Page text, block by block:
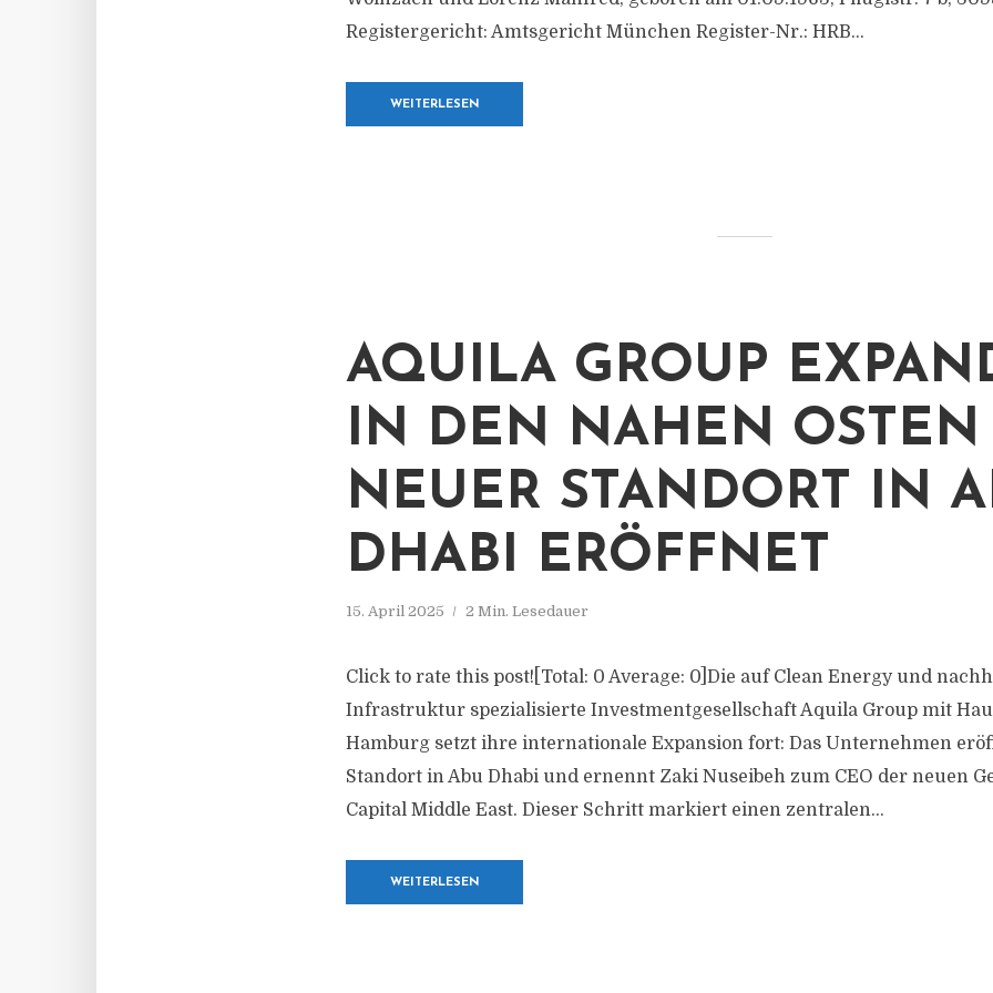
Registergericht: Amtsgericht München Register-Nr.: HRB...
WEITERLESEN
AQUILA GROUP
IN DEN NAHEN OSTEN
NEUER STANDORT IN
DHABI ERÖFFNET
15. April 2025 2 Min. Lesedauer
Click to rate this post![Total: 0 Average: 0]Die auf Clean Energy und
Infrastruktur spezialisierte Investmentgesellschaft Aquila Group mit
Hamburg setzt ihre internationale Expansion fort: Das Unternehmen
Standort in Abu Dhabi und ernennt Zaki Nuseibeh zum CEO der neuen
Capital Middle East. Dieser Schritt markiert einen zentralen...
WEITERLESEN